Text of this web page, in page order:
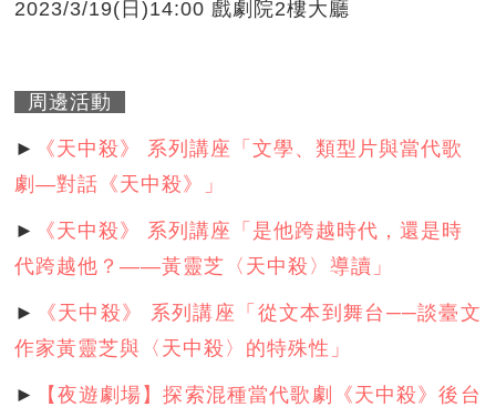
2023/3/19(日)14:00 戲劇院2樓大廳
周邊活動
►
《天中殺》 系列講座「文學、類型片與當代歌
劇—對話《天中殺》」
►
《天中殺》 系列講座「是他跨越時代，還是時
代跨越他？——黃靈芝〈天中殺〉導讀」
►
《天中殺》 系列講座「從文本到舞台──談臺文
作家黃靈芝與〈天中殺〉的特殊性」
► 【夜遊劇場】探索混種當代歌劇《天中殺》後台